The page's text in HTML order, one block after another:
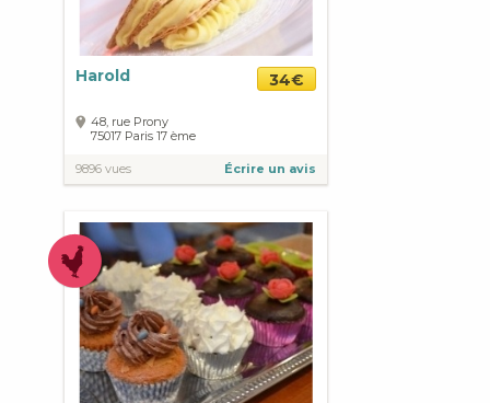
Harold 34€
48, rue Prony
75017 Paris 17 ème
9896 vues Écrire un avis